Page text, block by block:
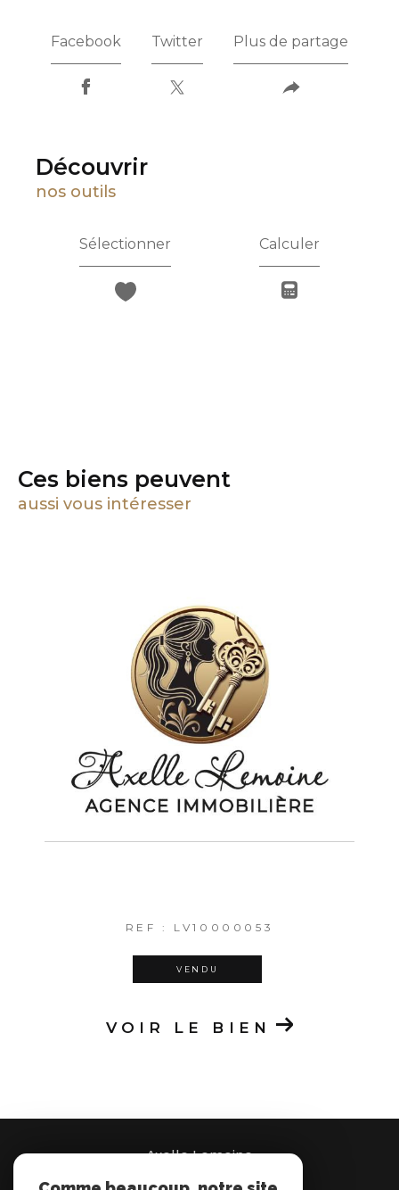
Facebook Twitter Plus de partage
découvrir
nos outils
Sélectionner Calculer
Ces biens peuvent
aussi vous intéresser
REF : LV10000053
VENDU
VOIR LE BIEN
Axelle Lemoine